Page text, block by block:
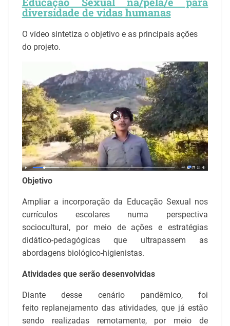
diversidade de vidas humanas
O vídeo sintetiza o objetivo e as principais ações
do projeto.
Objetivo
Ampliar a incorporação da Educação Sexual nos
currículos escolares numa perspectiva
sociocultural, por meio de ações e estratégias
didático-pedagógicas que ultrapassem as
abordagens biológico-higienistas.
Atividades que serão desenvolvidas
Diante desse cenário pandêmico, foi
feito replanejamento das atividades, que já estão
sendo realizadas remotamente, por meio de